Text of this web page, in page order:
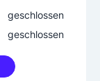
geschlossen
geschlossen